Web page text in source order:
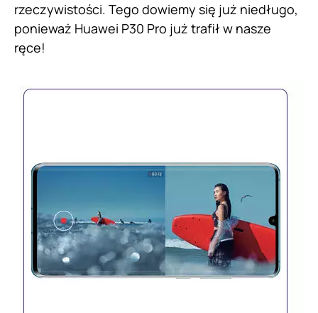
rzeczywistości. Tego dowiemy się już niedługo,
ponieważ Huawei P30 Pro już trafił w nasze
ręce!